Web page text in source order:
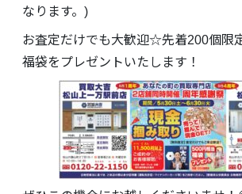
なります。)
お査定だけでも大歓迎☆先着200個限
福袋をプレゼントいたします！